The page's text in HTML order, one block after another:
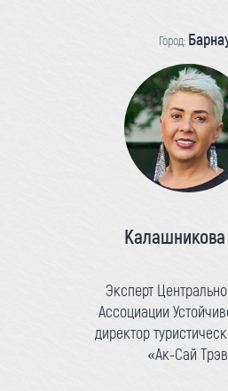
Город:
Эксперт
Ассоциации
директор
«Ак-Сай